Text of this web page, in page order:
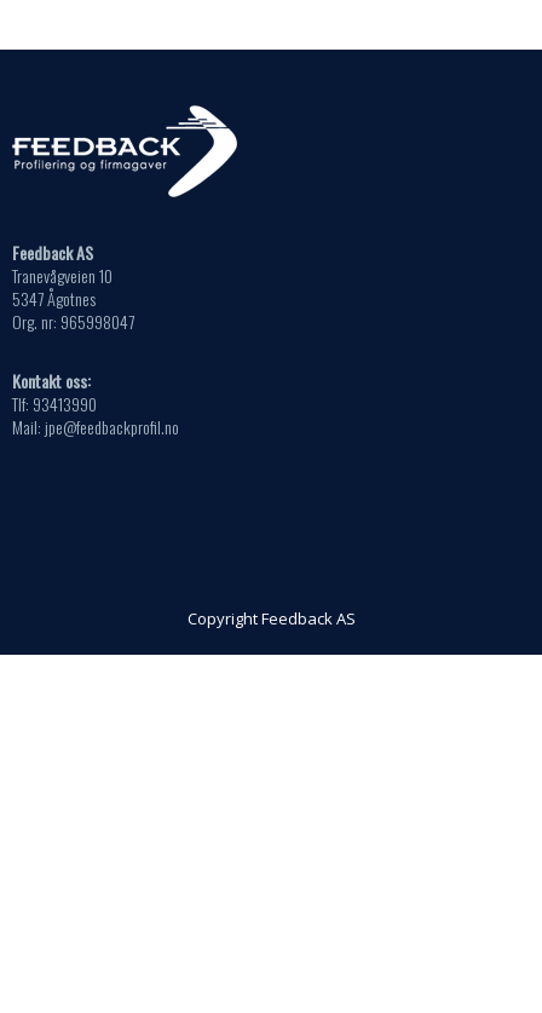
Feedback AS
Tranevågveien 10
5347 Ågotnes
Org. nr: 965998047
Kontakt oss:
Tlf: 93413990
Mail: jpe@feedbackprofil.no
Copyright Feedback AS